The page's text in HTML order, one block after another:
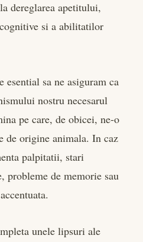
dereglarea apetitului,
si a abilitatilor
sa ne asiguram ca
nostru necesarul
pe care, de obicei, ne-o
de origine animala. In caz
palpitatii, stari
probleme de memorie sau
unele lipsuri ale